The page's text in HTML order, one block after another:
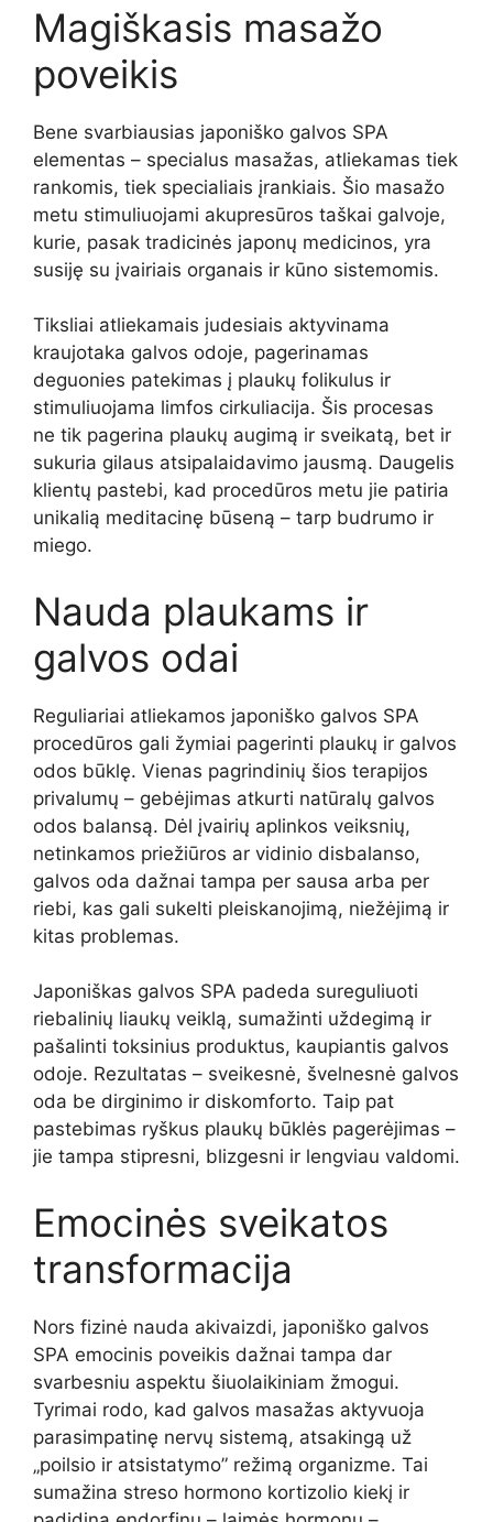
Magiškasis masažo
poveikis
Bene svarbiausias japoniško galvos SPA
elementas – specialus masažas, atliekamas tiek
rankomis, tiek specialiais įrankiais. Šio masažo
metu stimuliuojami akupresūros taškai galvoje,
kurie, pasak tradicinės japonų medicinos, yra
susiję su įvairiais organais ir kūno sistemomis.
Tiksliai atliekamais judesiais aktyvinama
kraujotaka galvos odoje, pagerinamas
deguonies patekimas į plaukų folikulus ir
stimuliuojama limfos cirkuliacija. Šis procesas
ne tik pagerina plaukų augimą ir sveikatą, bet ir
sukuria gilaus atsipalaidavimo jausmą. Daugelis
klientų pastebi, kad procedūros metu jie patiria
unikalią meditacinę būseną – tarp budrumo ir
miego.
Nauda plaukams ir
galvos odai
Reguliariai atliekamos japoniško galvos SPA
procedūros gali žymiai pagerinti plaukų ir galvos
odos būklę. Vienas pagrindinių šios terapijos
privalumų – gebėjimas atkurti natūralų galvos
odos balansą. Dėl įvairių aplinkos veiksnių,
netinkamos priežiūros ar vidinio disbalanso,
galvos oda dažnai tampa per sausa arba per
riebi, kas gali sukelti pleiskanojimą, niežėjimą ir
kitas problemas.
Japoniškas galvos SPA padeda sureguliuoti
riebalinių liaukų veiklą, sumažinti uždegimą ir
pašalinti toksinius produktus, kaupiantis galvos
odoje. Rezultatas – sveikesnė, švelnesnė galvos
oda be dirginimo ir diskomforto. Taip pat
pastebimas ryškus plaukų būklės pagerėjimas –
jie tampa stipresni, blizgesni ir lengviau valdomi.
Emocinės sveikatos
transformacija
Nors fizinė nauda akivaizdi, japoniško galvos
SPA emocinis poveikis dažnai tampa dar
svarbesniu aspektu šiuolaikiniam žmogui.
Tyrimai rodo, kad galvos masažas aktyvuoja
parasimpatinę nervų sistemą, atsakingą už
„poilsio ir atsistatymo” režimą organizme. Tai
sumažina streso hormono kortizolio kiekį ir